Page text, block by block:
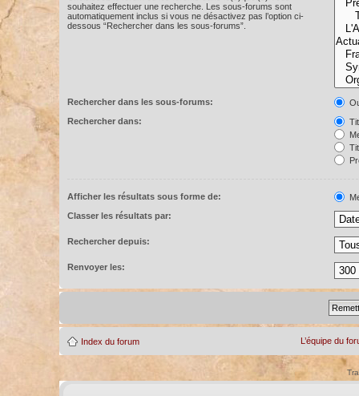
souhaitez effectuer une recherche. Les sous-forums sont
automatiquement inclus si vous ne désactivez pas l’option ci-
dessous “Rechercher dans les sous-forums”.
Rechercher dans les sous-forums:
Rechercher dans:
Afficher les résultats sous forme de:
Classer les résultats par:
Rechercher depuis:
Renvoyer les:
Index du forum L’équipe du